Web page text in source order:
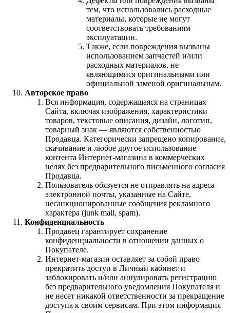
тем, что использовались расходные
материалы, которые не могут
соответствовать требованиям
эксплуатации.
Также, если повреждения вызваны
использованием запчастей и/или
расходных материалов, не
являющимися оригинальными или
официальной заменой оригинальным.
Авторское право
Вся информация, содержащаяся на страницах
Сайта, включая изображения, характеристики
товаров, текстовые описания, дизайн, логотип,
товарный знак — являются собственностью
Продавца. Категорически запрещено копирование,
скачивание и любое другое использование
контента Интернет-магазина в коммерческих
целях без предварительного письменного согласия
Продавца.
Пользователь обязуется не отправлять на адреса
электронной почты, указанные на Сайте,
несанкционированные сообщения рекламного
характера (junk mail, spam).
Конфиденциальность
Продавец гарантирует сохранение
конфиденциальности в отношении данных о
Покупателе.
Интернет-магазин оставляет за собой право
прекратить доступ в Личный кабинет и
заблокировать и/или аннулировать регистрацию
без предварительного уведомления Покупателя и
не несет никакой ответственности за прекращение
доступа к своим сервисам. При этом информация